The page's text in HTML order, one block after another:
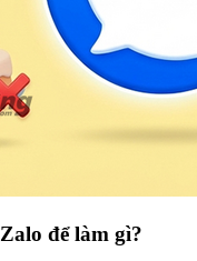
để làm gì?